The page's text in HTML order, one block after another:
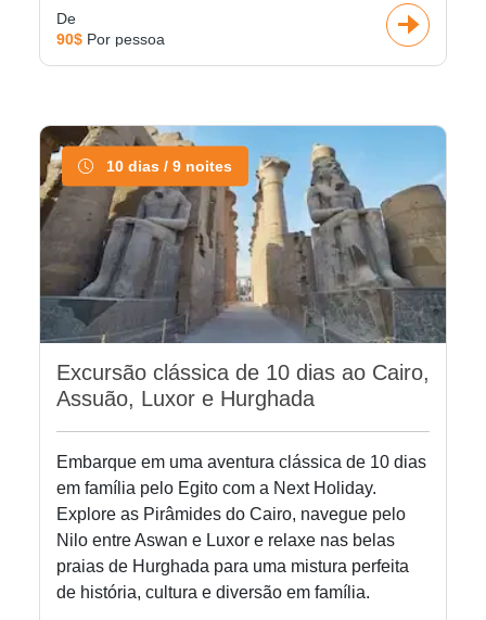
De
90$ Por pessoa
10 dias / 9 noites
Excursão clássica de 10 dias ao Cairo,
Assuão, Luxor e Hurghada
Embarque em uma aventura clássica de 10 dias
em família pelo Egito com a Next Holiday.
Explore as Pirâmides do Cairo, navegue pelo
Nilo entre Aswan e Luxor e relaxe nas belas
praias de Hurghada para uma mistura perfeita
de história, cultura e diversão em família.